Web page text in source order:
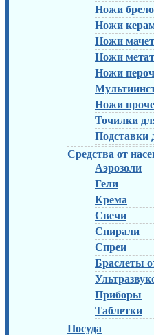
Ножи
Ножи
Ножи
Ножи
Ножи
Ножи
Точилки
Подставки
Средства от
Аэрозоли
Гели
Крема
Свечи
Спирали
Спреи
Браслеты
Приборы
Таблетки
Посуда